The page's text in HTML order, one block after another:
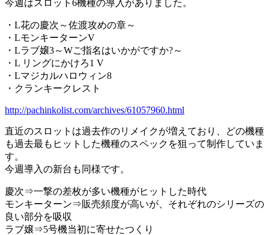
今週はスロット6機種の導入がありました。
・L花の慶次～佐渡攻めの章～
・LモンキーターンV
・Lラブ嬢3～Wご指名はいかがですか?～
・L リングにかけろ1 V
・Lマジカルハロウィン8
・クランキークレスト
http://pachinkolist.com/archives/61057960.html
直近のスロットは過去作のリメイクが増えており、どの機種
も過去最もヒットした機種のスペックを狙って制作していま
す。
今週導入の新台も同様です。
慶次⇒一撃の差枚が多い機種がヒットした時代
モンキーターン⇒販売頻度が高いが、それぞれのシリーズの
良い部分を吸収
ラブ嬢⇒5号機当初に寄せたつくり